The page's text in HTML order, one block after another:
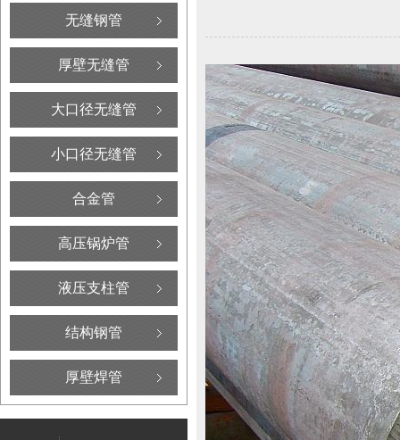
无缝钢管
厚壁无缝管
大口径无缝管
小口径无缝管
合金管
高压锅炉管
液压支柱管
结构钢管
厚壁焊管